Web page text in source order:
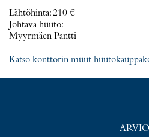
Lähtöhinta:210 €
Johtava huuto:-
Myyrmäen Pantti
Katso konttorin muut
ARVIO